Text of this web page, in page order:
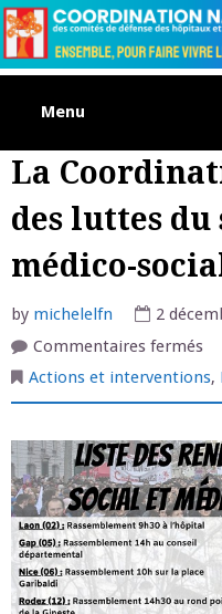
Skip
to
content
Menu
La
des luttes
médico-
by michelelfn 2
Commentaires ferméssur
est
du
et
du
Actions et interventions,